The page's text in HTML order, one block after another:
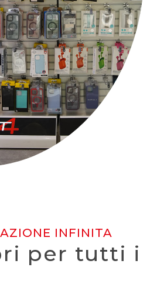
INFINITA
per tutti i